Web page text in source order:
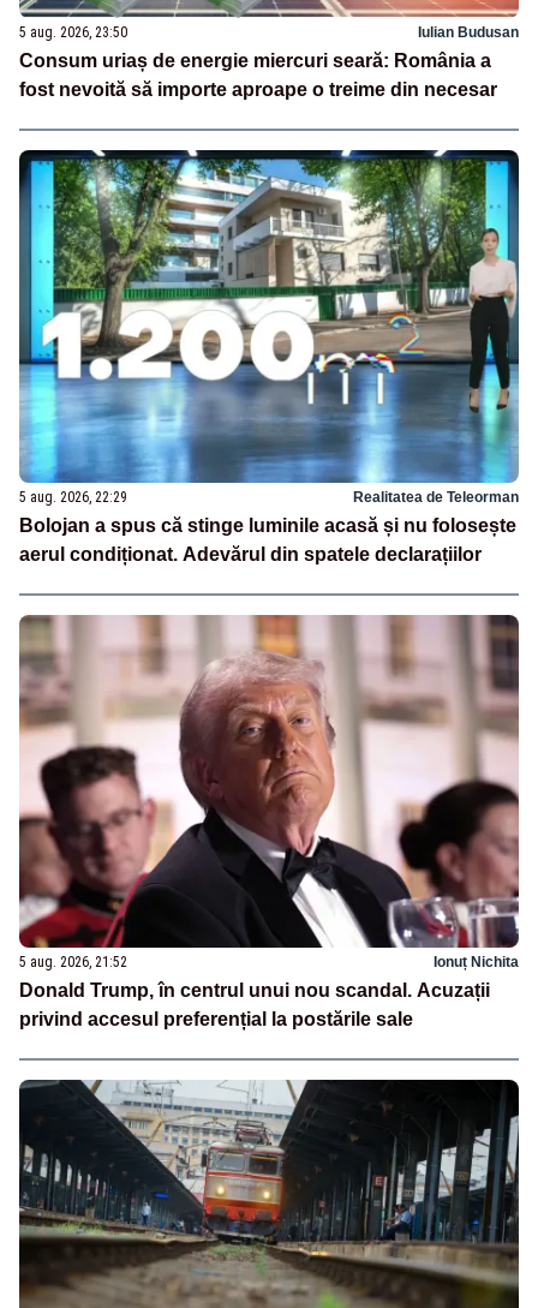
5 aug. 2026, 23:50 Iulian Budusan
Consum uriaș de energie miercuri seară: România a
fost nevoită să importe aproape o treime din necesar
5 aug. 2026, 22:29 Realitatea de Teleorman
Bolojan a spus că stinge luminile acasă și nu folosește
aerul condiționat. Adevărul din spatele declarațiilor
5 aug. 2026, 21:52 Ionuț Nichita
Donald Trump, în centrul unui nou scandal. Acuzații
privind accesul preferențial la postările sale